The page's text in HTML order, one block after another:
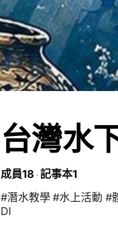
台灣水
成員18 記事本1
#潛水教學 #水上活動 #
DI